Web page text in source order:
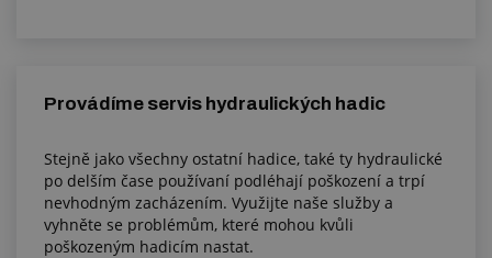
Provádíme servis hydraulických hadic
Stejně jako všechny ostatní hadice, také ty hydraulické
po delším čase používaní podléhají poškození a trpí
nevhodným zacházením. Využijte naše služby a
vyhněte se problémům, které mohou kvůli
poškozeným hadicím nastat.